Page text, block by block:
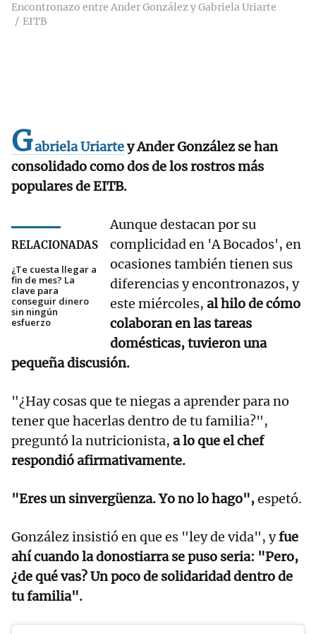
Encontronazo entre Ander González y Gabriela Uriarte
EITB
Gabriela Uriartey Ander González se han
consolidado como dos de los rostros más
populares de EITB.
RELACIONADAS
¿Te cuesta llegar a
fin de mes? La
clave para
conseguir dinero
sin ningún
esfuerzo
Aunque destacan por su
complicidad en 'A Bocados', en
ocasiones también tienen sus
diferencias y encontronazos, y
este miércoles, al hilo de cómo
colaboran en las tareas
domésticas, tuvieron una
pequeña discusión.
"¿Hay cosas que te niegas a aprender para no
tener que hacerlas dentro de tu familia?",
preguntó la nutricionista, a lo que el chef
respondió afirmativamente.
"Eres un sinvergüenza. Yo no lo hago",espetó.
González insistió en que es "ley de vida", yfue
ahí cuando la donostiarra se puso seria: "Pero,
¿de qué vas? Un poco de solidaridad dentro de
tu familia".